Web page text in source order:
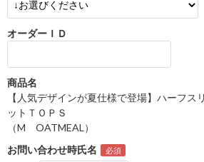
オーダーＩＤ
商品名
【人気デザインが夏仕様で登場】ハーフス
ットＴＯＰＳ
（M OATMEAL）
お問い合わせ時氏名